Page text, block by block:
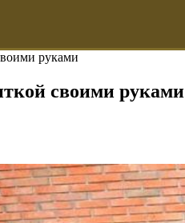
руками
своими руками